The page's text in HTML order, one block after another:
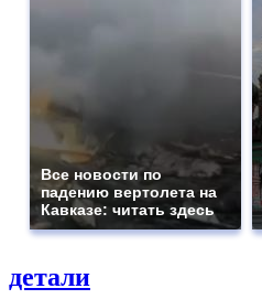
Все новости по
падению вертолета на
Кавказе: читать здесь
детали